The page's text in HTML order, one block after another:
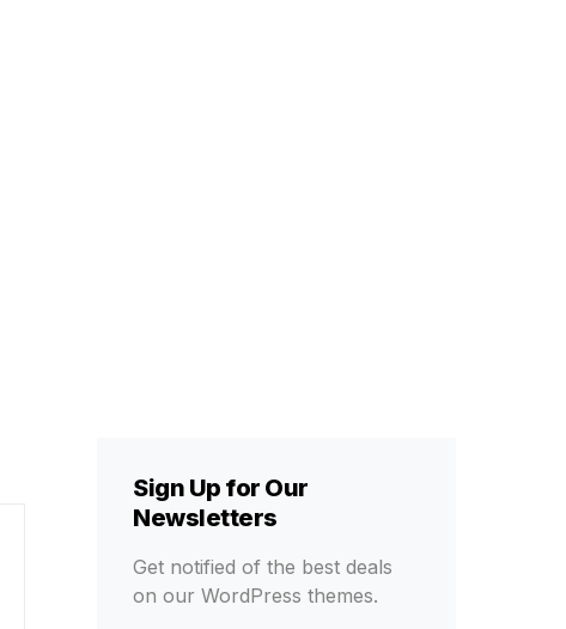
Sign Up for Our
Newsletters
Get notified of the best deals
on our WordPress themes.